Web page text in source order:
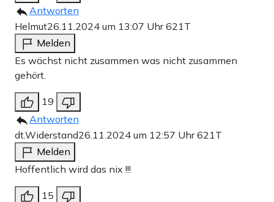
Antworten
Helmut26.11.2024 um 13:07 Uhr621T
Melden
Es wächst nicht zusammen was nicht zusammen
gehört.
19
Antworten
dt.Widerstand26.11.2024 um 12:57 Uhr621T
Melden
Hoffentlich wird das nix !!!
15